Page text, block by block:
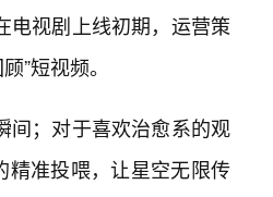
视剧上线初期，运营策
”短视频。
间；对于喜欢治愈系的观
精准投喂，让星空无限传